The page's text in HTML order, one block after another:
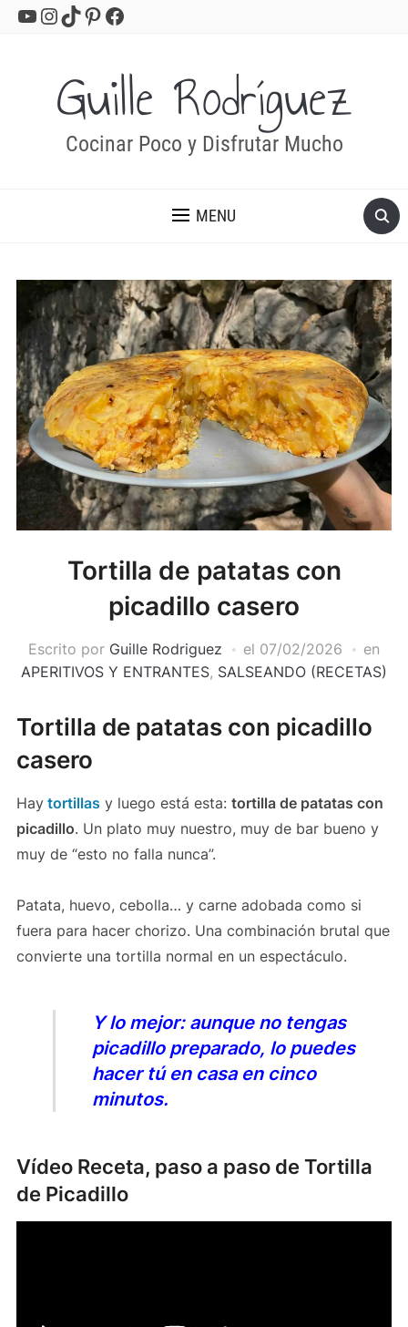
YouTube
Instagram
TikTok
Pinterest
Facebook
Guille Rodríguez
Cocinar Poco y Disfrutar Mucho
MENU
Tortilla de patatas con
picadillo casero
Escrito por Guille Rodriguez el 07/02/2026
en
APERITIVOS Y ENTRANTES, SALSEANDO (RECETAS)
Tortilla de patatas con picadillo
casero
Haytortillas y luego está esta: tortilla de patatas con
picadillo. Un plato muy nuestro, muy de bar bueno y
muy de “esto no falla nunca”.
Patata, huevo, cebolla… y carne adobada como si
fuera para hacer chorizo. Una combinación brutal que
convierte una tortilla normal en un espectáculo.
Y lo mejor: aunque no tengas
picadillo preparado, lo puedes
hacer tú en casa en cinco
minutos.
Vídeo Receta, paso a paso de Tortilla
de Picadillo